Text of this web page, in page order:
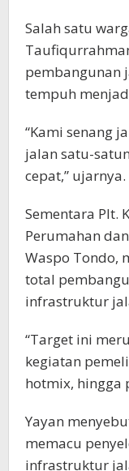
Salah satu
pembangunan
tempuh
“Kami senang
jalan satu-
cepat,” ujarnya.
Sementara Plt.
Perumahan
Waspo Tondo,
total
infrastruktur
“Target ini
kegiatan
hotmix, hingga
Yayan
memacu
infrastruktur